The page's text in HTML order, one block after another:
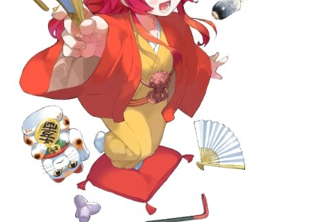
AI活用のいまが分かる
企業ITのトレンドを詳説
経営リーダーのコミュニティ
マーケ×ITの今がよく分かる
ITエンジニア向け専門サイト
企業向けIT製品の総合サイト
IT製品の技術・比較・事例